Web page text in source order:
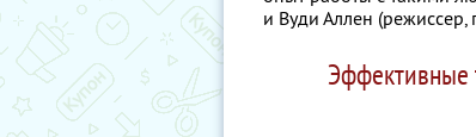
и Вуди Аллен (режиссер,
Эффективные